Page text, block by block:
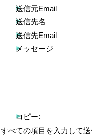
送信元Email
送信先名
送信先Email
メッセージ
コピー:
すべての項目を入力して